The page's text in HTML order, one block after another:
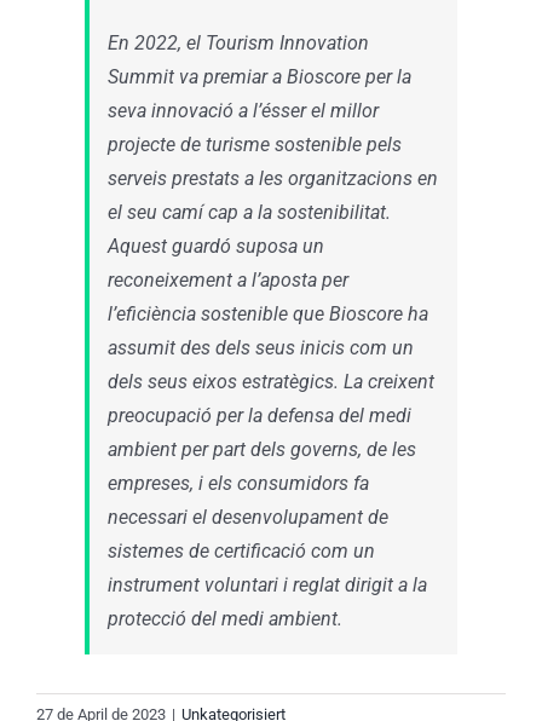
En 2022, el Tourism Innovation
Summit va premiar a Bioscore per la
seva innovació a l’ésser el millor
projecte de turisme sostenible pels
serveis prestats a les organitzacions en
el seu camí cap a la sostenibilitat.
Aquest guardó suposa un
reconeixement a l’aposta per
l’eficiència sostenible que Bioscore ha
assumit des dels seus inicis com un
dels seus eixos estratègics. La creixent
preocupació per la defensa del medi
ambient per part dels governs, de les
empreses, i els consumidors fa
necessari el desenvolupament de
sistemes de certificació com un
instrument voluntari i reglat dirigit a la
protecció del medi ambient.
27 de April de 2023 | Unkategorisiert